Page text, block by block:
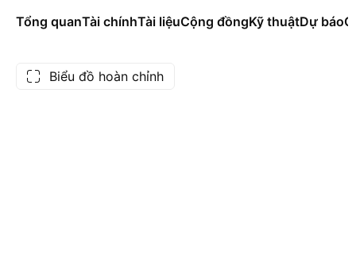
Tổng quanTài chínhTài liệuCộng đồngKỹ thuậtDự báo
Biểu đồ hoàn chỉnh